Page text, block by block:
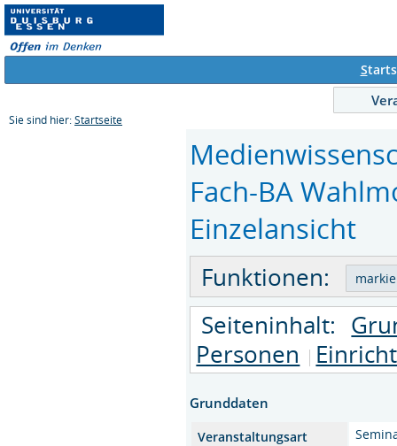
S
Sie sind hier: Startseite
Fach-BA
Einzelansicht
Funktionen:
Seiteninhalt:
Personen
Grunddaten
Veranstaltungsart